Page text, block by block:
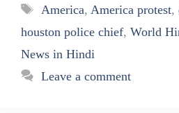
Tags
America, America protest,
houston police chief, World
News in Hindi
Leave a comment